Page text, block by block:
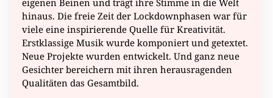
hinaus. Die freie Zeit der Lockdownphasen war für
viele eine inspirierende Quelle für Kreativität.
Erstklassige Musik wurde komponiert und getextet.
Neue Projekte wurden entwickelt. Und ganz neue
Gesichter bereichern mit ihren herausragenden
Qualitäten das Gesamtbild.